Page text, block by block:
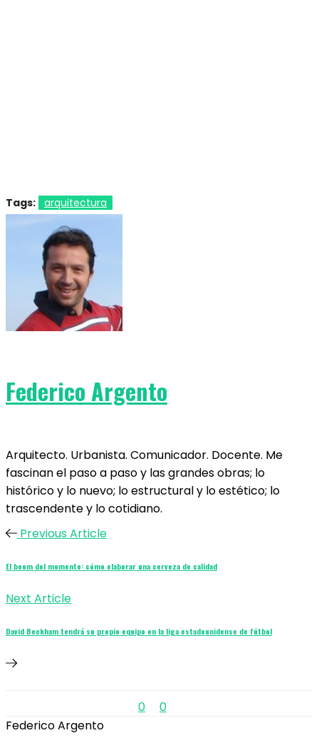
Tags: arquitectura
Federico Argento
Arquitecto. Urbanista. Comunicador. Docente. Me
fascinan el paso a paso y las grandes obras; lo
histórico y lo nuevo; lo estructural y lo estético; lo
trascendente y lo cotidiano.
Previous Article
El boom del momento: cómo elaborar una cerveza de calidad
Next Article
David Beckham tendrá su propio equipo en la liga estadounidense de fútbol
0
0
Federico Argento